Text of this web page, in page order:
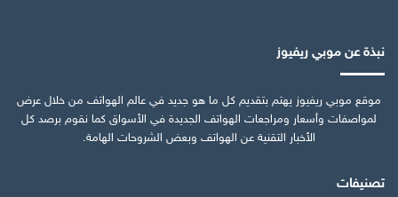
نبذة عن موبي ريفيوز
موقع موبي ريفيوز يهتم بتقديم كل ما هو جديد في عالم الهواتف من خلال عرض
لمواصفات وأسعار ومراجعات الهواتف الجديدة في الأسواق كما نقوم برصد كل
الأخبار التقنية عن الهواتف وبعض الشروحات الهامة.
تصنيفات